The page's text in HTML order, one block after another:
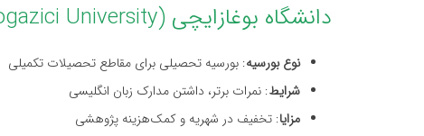
دانشگاه بوغازایچی (Bogazici University)
نوع بورسیه: بورسیه تحصیلی برای مقاطع تحصیلات تکمیلی
شرایط: نمرات برتر، داشتن مدارک زبان انگلیسی
مزایا: تخفیف در شهریه و کمک‌هزینه پژوهشی